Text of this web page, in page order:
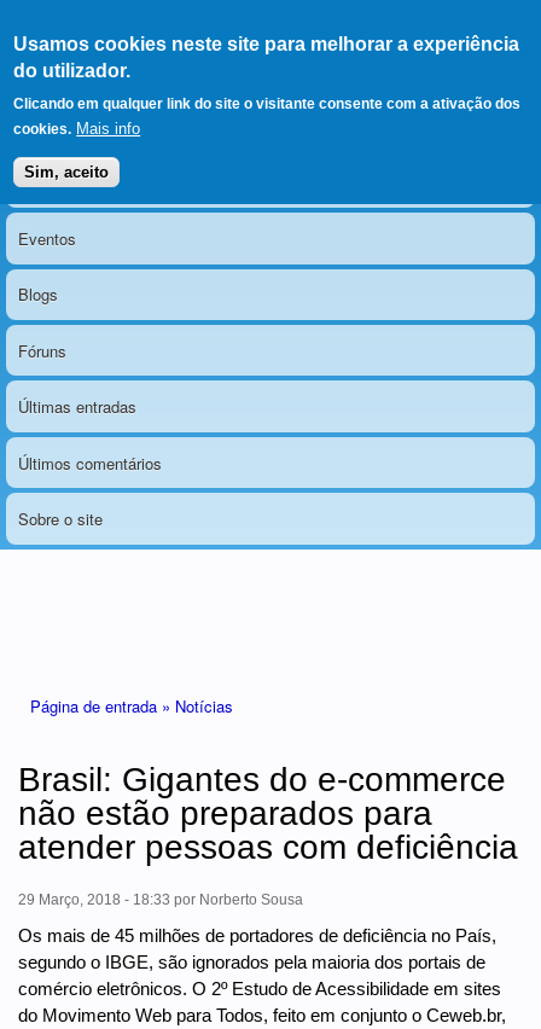
Usamos cookies neste site para melhorar a experiência
do utilizador.
Clicando em qualquer link do site o visitante consente com a ativação dos
cookies. Mais info
Sim, aceito
LERPARAVER , ir para a
página principal
O portal da visão diferente
Menu principal
Notícias
Eventos
Blogs
Fóruns
Últimas entradas
Últimos comentários
Sobre o site
Página de entrada » Notícias
Brasil: Gigantes do e-commerce
não estão preparados para
atender pessoas com deficiência
29 Março, 2018 - 18:33 por Norberto Sousa
Os mais de 45 milhões de portadores de deficiência no País,
segundo o IBGE, são ignorados pela maioria dos portais de
comércio eletrônicos. O 2º Estudo de Acessibilidade em sites
do Movimento Web para Todos, feito em conjunto o Ceweb.br,